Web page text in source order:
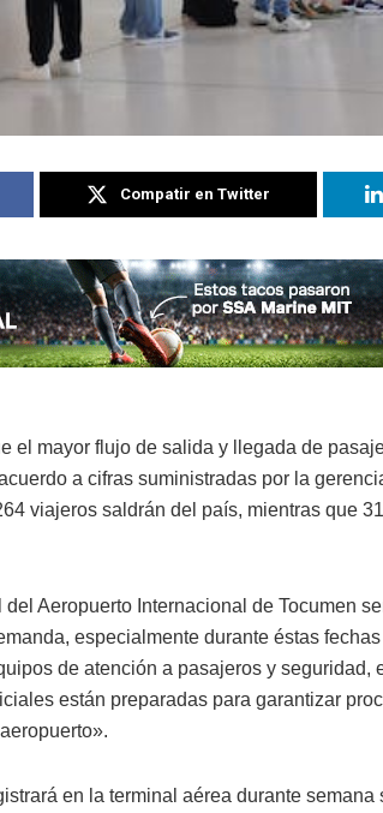
Compatir en Twitter
el mayor flujo de salida y llegada de
a cifras suministradas por la
viajeros saldrán del país, mientras que
Aeropuerto Internacional de Tocumen
especialmente durante éstas
de atención a pasajeros y seguridad,
están preparadas para garantizar
en la terminal aérea durante